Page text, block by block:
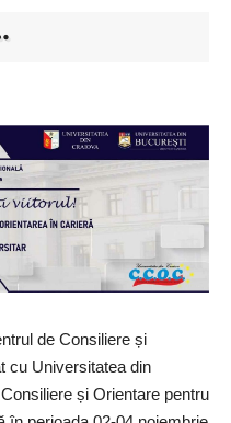
de Consiliere și
cu Universitatea din
și Orientare pentru